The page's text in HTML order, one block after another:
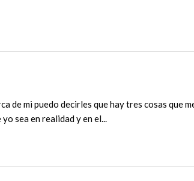
de mi puedo decirles que hay tres cosas que
sea en realidad y en el...